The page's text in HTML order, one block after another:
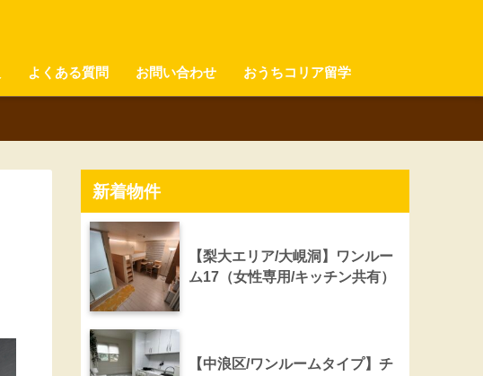
よくある質問 お問い合わせ おうちコリア留学
新着物件
【梨大エリア/大峴洞】ワンルー
ム17（女性専用/キッチン共有）
【中浪区/ワンルームタイプ】チ